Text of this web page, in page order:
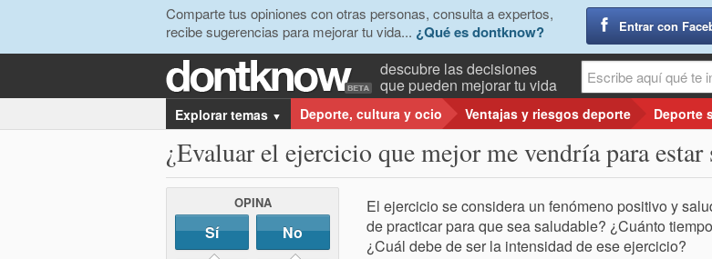
Comparte tus opiniones con otras personas, consulta a expertos,
recibe sugerencias para mejorar tu vida... ¿Qué es dontknow? Entrar con
descubre las decisiones
que pueden mejorar tu vida
Explorar temas ▼ Deporte, cultura y ocio Ventajas y riesgos deporte Deporte
¿Evaluar el ejercicio que mejor me vendría para estar
OPINA
Sí No
El ejercicio se considera un fenómeno positivo y
de practicar para que sea saludable? ¿Cuánto
¿Cuál debe de ser la intensidad de ese ejercicio?